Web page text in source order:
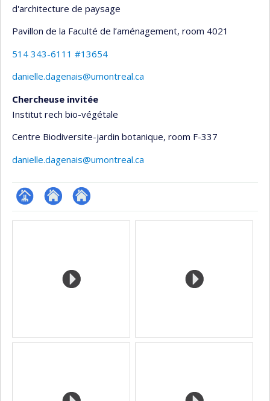
d'architecture de paysage
Pavillon de la Faculté de l’aménagement, room 4021
514 343-6111 #13654
danielle.dagenais@umontreal.ca
Chercheuse invitée
Institut rech bio-végétale
Centre Biodiversite-jardin botanique, room F-337
danielle.dagenais@umontreal.ca
Page Site
recherche
Site
de
recherche
Media